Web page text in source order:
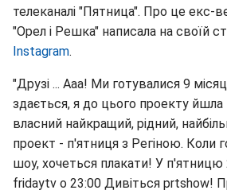
телеканалі "Пятница". Про це екс-
"Орел і Решка" написала на своїй
Instagram.
"Друзі ... Ааа! Ми готувалися 9
здається, я до цього проекту
власний найкращий, рідний,
проект - п'ятниця з Регіною. Коли
шоу, хочеться плакати! У п'ятницю
fridaytv о 23:00 Дивіться prtshow!